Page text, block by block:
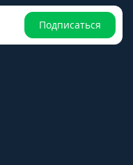
Подписаться